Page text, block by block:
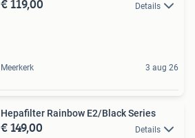
€ 119,00 Details
Meerkerk 3 aug 26
Hepafilter Rainbow E2/Black Series
€ 149,00 Details